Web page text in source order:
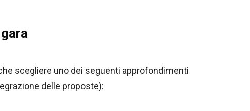
scegliere uno dei seguenti approfondimenti
delle proposte):